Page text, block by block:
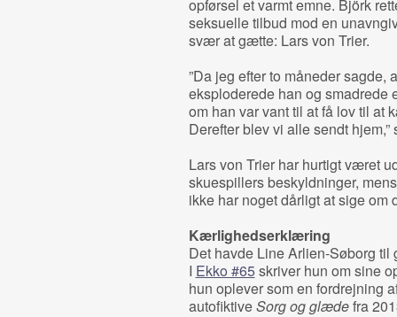
opførsel et varmt emne. Björk
seksuelle tilbud mod en
svær at gætte: Lars von Trier.
”Da jeg efter to måneder sagde,
eksploderede han og smadrede
om han var vant til at få lov til
Derefter blev vi alle sendt
Lars von Trier har hurtigt været
skuespillers beskyldninger,
ikke har noget dårligt at sige om
Kærlighedserklæring
Det havde Line Arlien-Søborg
I Ekko #65skriver hun om sine
hun oplever som en fordrejning
autofiktiveSorg og glædefra